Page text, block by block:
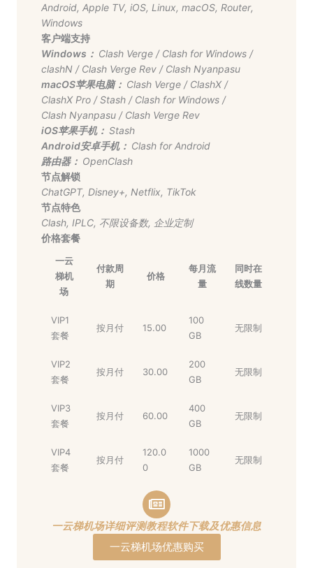
Android, Apple TV, iOS, Linux, macOS, Router,
Windows
客户端支持
Windows： Clash Verge/ Clash for Windows/
clashN/ Clash Verge Rev/ Clash Nyanpasu
macOS苹果电脑： Clash Verge/ ClashX/
ClashX Pro/Stash/ Clash for Windows/
Clash Nyanpasu/ Clash Verge Rev
iOS苹果手机： Stash
Android安卓手机： Clash for Android
路由器： OpenClash
节点解锁
ChatGPT, Disney+, Netflix, TikTok
节点特色
Clash, IPLC, 不限设备数, 企业定制
价格套餐
一云
梯机
场
付款周
期
价格
每月流
量
同时在
线数量
VIP1
套餐
按月付 15.00
100
GB
无限制
VIP2
套餐
按月付 30.00
200
GB
无限制
VIP3
套餐
按月付 60.00
400
GB
无限制
VIP4
套餐
按月付
120.0
0
1000
GB
无限制
一云梯机场详细评测教程软件下载及优惠信息
一云梯机场优惠购买